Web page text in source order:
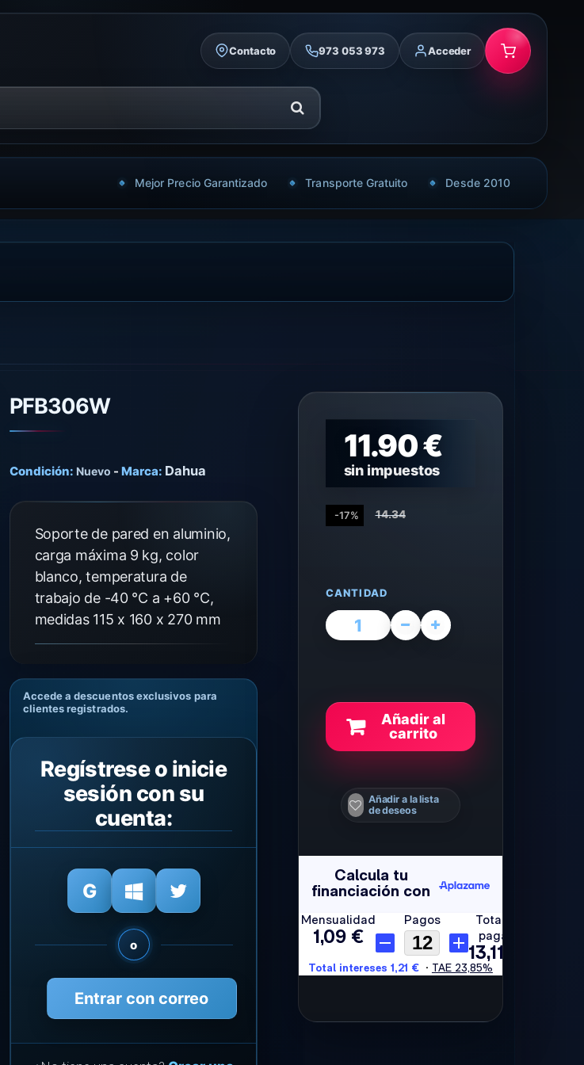
Contacto 973 053 973 Acceder
Mejor Precio Garantizado Transporte Gratuito Desde 2010
PFB306W
Condición: Nuevo - Marca: Dahua
Soporte de pared en aluminio,
carga máxima 9 kg, color
blanco, temperatura de
trabajo de -40 °C a +60 °C,
medidas 115 x 160 x 270 mm
Accede a descuentos exclusivos para
clientes registrados.
Regístrese o inicie
sesión con su
cuenta:
o
Entrar con correo
11.90 €
sin impuestos
-17% 14.34
CANTIDAD
Añadir al
carrito
Añadir a la lista
de deseos